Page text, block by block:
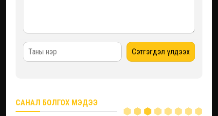
САНАЛ БОЛГОХ МЭДЭЭ